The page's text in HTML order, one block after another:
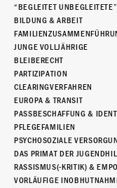
“BEGLEITET UNBEGLEITETE”
BILDUNG & ARBEIT
JUNGE VOLLJÄHRIGE
BLEIBERECHT
PARTIZIPATION
CLEARINGVERFAHREN
EUROPA & TRANSIT
PASSBESCHAFFUNG &
PFLEGEFAMILIEN
PSYCHOSOZIALE
DAS PRIMAT DER
RASSISMUS(-KRITIK) &
VORLÄUFIGE